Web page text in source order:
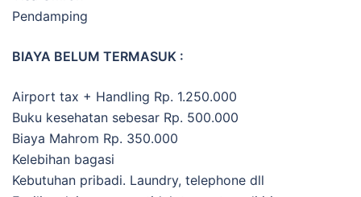
Pendamping
BIAYA BELUM TERMASUK :
Airport tax + Handling Rp. 1.250.000
Buku kesehatan sebesar Rp. 500.000
Biaya Mahrom Rp. 350.000
Kelebihan bagasi
Kebutuhan pribadi. Laundry, telephone dll